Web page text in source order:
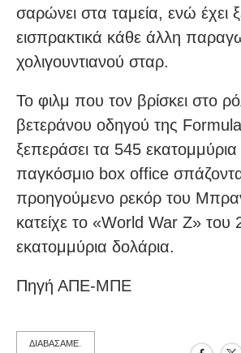
σαρώνει στα ταμεία, ενώ έχει
εισπρακτικά κάθε άλλη
χολιγουντιανού σταρ.
Το φιλμ που τον βρίσκει στο
βετεράνου οδηγού της
ξεπεράσει τα 545
παγκόσμιο box office
προηγούμενο ρεκόρ του
κατείχε το «World War Z» του
εκατομμύρια δολάρια.
Πηγή ΑΠΕ-ΜΠΕ
ΔΙΑΒΑΣΑΜΕ.